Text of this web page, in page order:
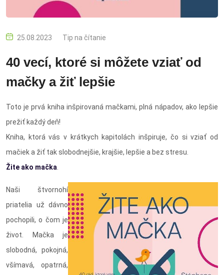
25.08.2023 Tip na čítanie
40 vecí, ktoré si môžete vziať od
mačky a žiť lepšie
Toto je prvá kniha inšpirovaná mačkami, plná nápadov, ako lepšie
prežiť každý deň!
Kniha, ktorá vás v krátkych kapitolách inšpiruje, čo si vziať od
mačiek a žiť tak slobodnejšie, krajšie, lepšie a bez stresu.
Žite ako mačka
Naši štvornohí
priatelia už dávno
pochopili, o čom je
život. Mačka je
slobodná, pokojná,
všímavá, opatrná,